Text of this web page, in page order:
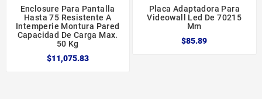
Enclosure Para Pantalla
Hasta 75 Resistente A
Intemperie Montura Pared
Capacidad De Carga Max.
50 Kg
$11,075.83
Placa Adaptadora Para
Videowall Led De 70215
Mm
$85.89